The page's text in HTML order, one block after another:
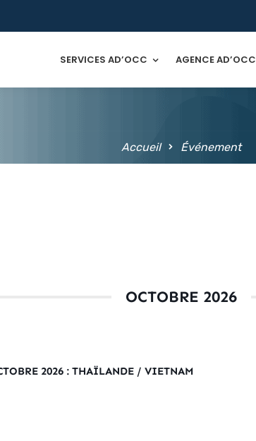
SERVICES AD’OCC AGENCE AD’OCC
Accueil Événement
OCTOBRE 2026
2026 : THAÏLANDE / VIETNAM